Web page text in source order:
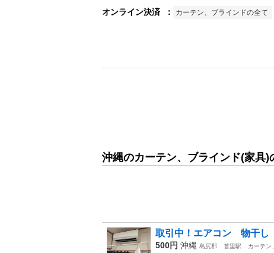
オンライン決済 ： カーテン、ブラインドの全て
沖縄のカーテン、ブラインド(家具)
取引中！エアコン 物干し
500円 沖縄 島尻郡 首里駅
カーテン